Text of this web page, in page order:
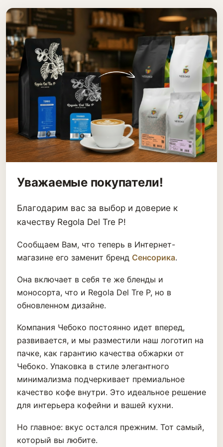
Уважаемые покупатели!
Благодарим вас за выбор и доверие к
качеству Regola Del Tre P!
Сообщаем Вам, что теперь в Интернет-
магазине его заменит бренд Сенсорика.
Она включает в себя те же бленды и
моносорта, что и Regola Del Tre P, но в
обновленном дизайне.
Компания Чебоко постоянно идет вперед,
развивается, и мы разместили наш логотип на
пачке, как гарантию качества обжарки от
Чебоко. Упаковка в стиле элегантного
минимализма подчеркивает премиальное
качество кофе внутри. Это идеальное решение
для интерьера кофейни и вашей кухни.
Но главное: вкус остался прежним. Тот самый,
который вы любите.